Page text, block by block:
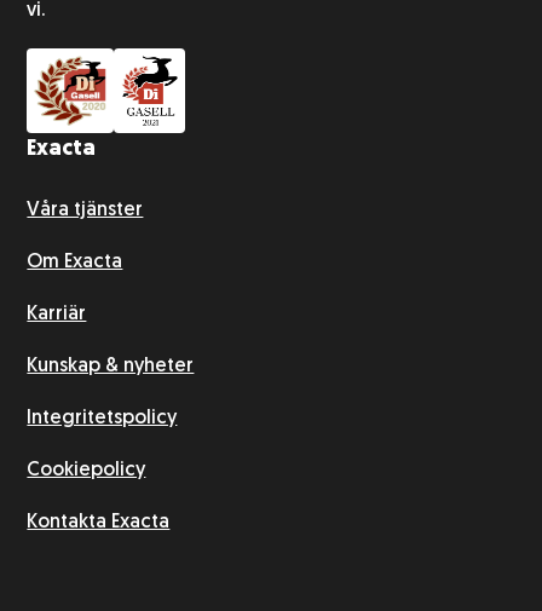
vi.
Exacta
Våra tjänster
Om Exacta
Karriär
Kunskap & nyheter
Integritetspolicy
Cookiepolicy
Kontakta Exacta